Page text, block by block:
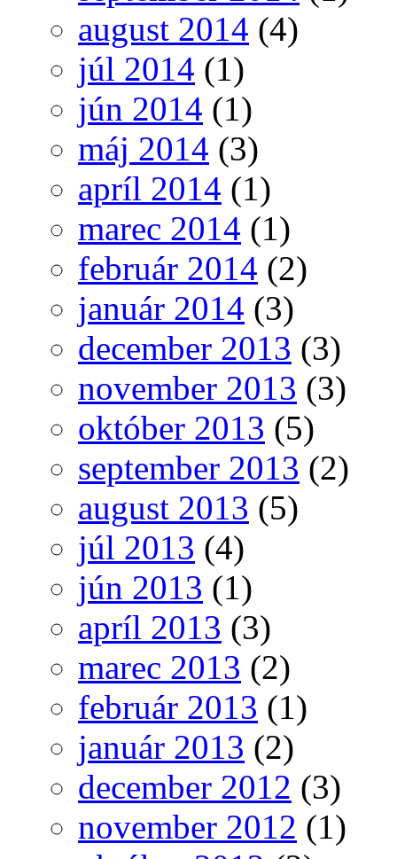
august 2014 (4)
júl 2014 (1)
jún 2014 (1)
máj 2014 (3)
apríl 2014 (1)
marec 2014 (1)
február 2014 (2)
január 2014 (3)
december 2013 (3)
november 2013 (3)
október 2013 (5)
september 2013 (2)
august 2013 (5)
júl 2013 (4)
jún 2013 (1)
apríl 2013 (3)
marec 2013 (2)
február 2013 (1)
január 2013 (2)
december 2012 (3)
november 2012 (1)